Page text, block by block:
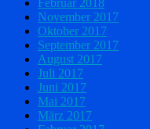
Februar 2018
November 2017
Oktober 2017
September 2017
August 2017
Juli 2017
Juni 2017
Mai 2017
März 2017